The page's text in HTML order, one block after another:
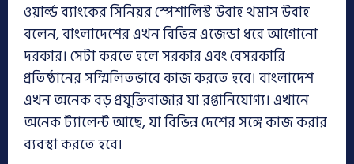
ওয়ার্ল্ড ব্যাংকের সিনিয়র স্পেশালিস্ট উবাহ থমাস উবাহ
বলেন, বাংলাদেশের এখন বিভিন্ন এজেন্ডা ধরে আগোনো
দরকার। সেটা করতে হলে সরকার এবং বেসরকারি
প্রতিষ্ঠানের সম্মিলিতভাবে কাজ করতে হবে। বাংলাদেশ
এখন অনেক বড় প্রযুক্তিবাজার যা রপ্তানিযোগ্য। এখানে
অনেক ট্যালেন্ট আছে, যা বিভিন্ন দেশের সঙ্গে কাজ করার
ব্যবস্থা করতে হবে।